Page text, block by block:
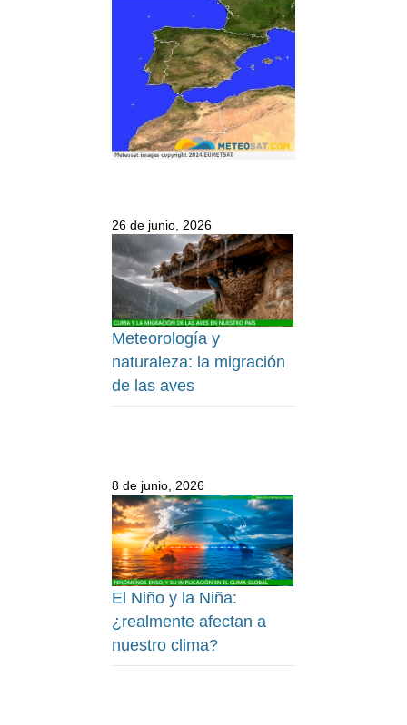
26 de junio, 2026
Meteorología y
naturaleza: la migración
de las aves
8 de junio, 2026
El Niño y la Niña:
¿realmente afectan a
nuestro clima?